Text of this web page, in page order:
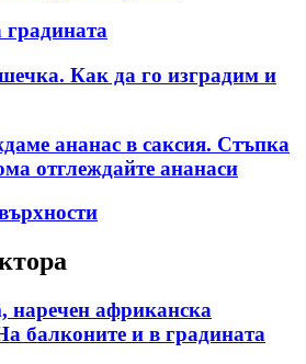
градината
Как да го изградим и
ананас в саксия. Стъпка
отглеждайте ананаси
наречен африканска
балконите и в градината